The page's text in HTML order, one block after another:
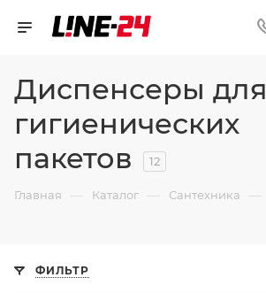
Диспенсеры для
гигиенических
пакетов
12
Главная — Каталог — Сантехника —
ФИЛЬТР